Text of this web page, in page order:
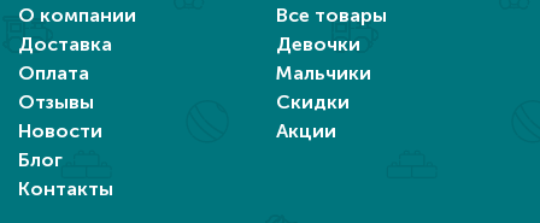
О компании
Доставка
Оплата
Отзывы
Новости
Блог
Контакты
Все товары
Девочки
Мальчики
Скидки
Акции